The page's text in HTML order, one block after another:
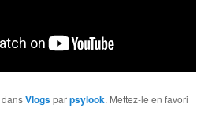
dansVlogsparpsylook. Mettez-le en favori